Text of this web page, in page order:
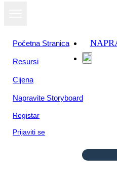
Početna Stranica
Resursi
Cijena
Napravite Storyboard
Registar
Prijaviti se
Prikaži kao
dijaprojekciju